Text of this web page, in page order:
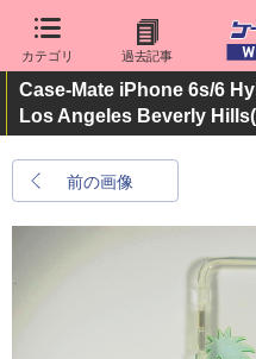
カテゴリ 過去記事
Case-Mate iPhone 6s/6
Los Angeles Beverly Hills
前の画像